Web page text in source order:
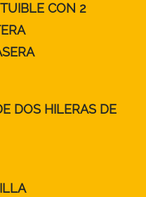
CON 2
DOS HILERAS DE